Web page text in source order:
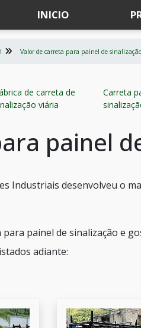
INICIO
Valor de carreta para painel de sinalização
de carreta de
viária
Carreta
painel
Industriais desenvolveu o
painel de sinalização e
adiante: